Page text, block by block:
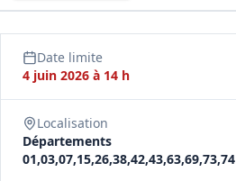
Date limite
4 juin 2026 à 14 h
Localisation
Départements
01,03,07,15,26,38,42,43,63,69,73,74